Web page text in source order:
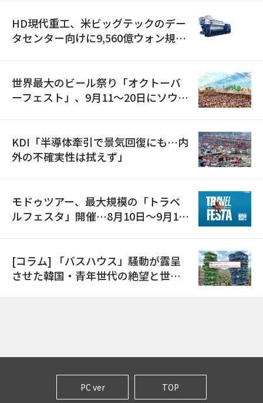
HD現代重工、米ビッグテックのデー
タセンター向けに9,560億ウォン規模
世界最大のビール祭り「オクトーバ
ーフェスト」、9月11〜20日にソウル
KDI「半導体牽引で景気回復にも…内
外の不確実性は拭えず」
モドゥツアー、最大規模の「トラベ
ルフェスタ」開催…8月10日～9月11
[コラム] 「バスハウス」騒動が露呈
させた韓国・青年世代の絶望と世代
PC ver TOP